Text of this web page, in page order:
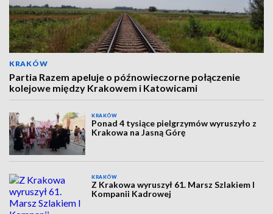
KRAKÓW
Partia Razem apeluje o późnowieczorne połączenie
kolejowe między Krakowem i Katowicami
KRAKÓW
Ponad 4 tysiące pielgrzymów wyruszyło z
Krakowa na Jasną Górę
KRAKÓW
Z Krakowa wyruszył 61. Marsz Szlakiem I
Kompanii Kadrowej